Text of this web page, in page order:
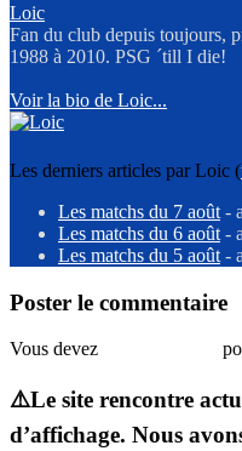
Loic
Fan du club depuis toujours,
1988 à 2010. PSG ´till I die!
Voir la bio de Loic...
Les derniers articles par Loic (
Les matchs du 7 août -
Les matchs du 6 août -
Les matchs du 5 août -
Poster le commentaire
Vous devez
⚠️Le site rencontre
d’affichage. Nous